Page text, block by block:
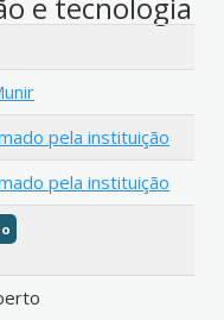
e tecnologia
pela instituição
pela instituição